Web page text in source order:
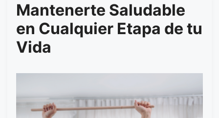
Mantenerte Saludable
en Cualquier Etapa de tu
Vida